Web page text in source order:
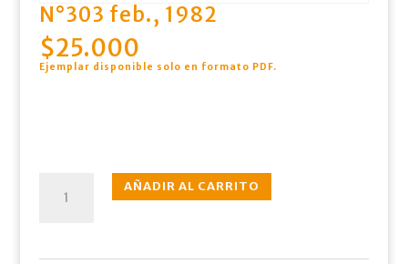
N°303 feb., 1982
$25.000
Ejemplar disponible solo en formato PDF.
feb.,
AÑADIR AL CARRITO